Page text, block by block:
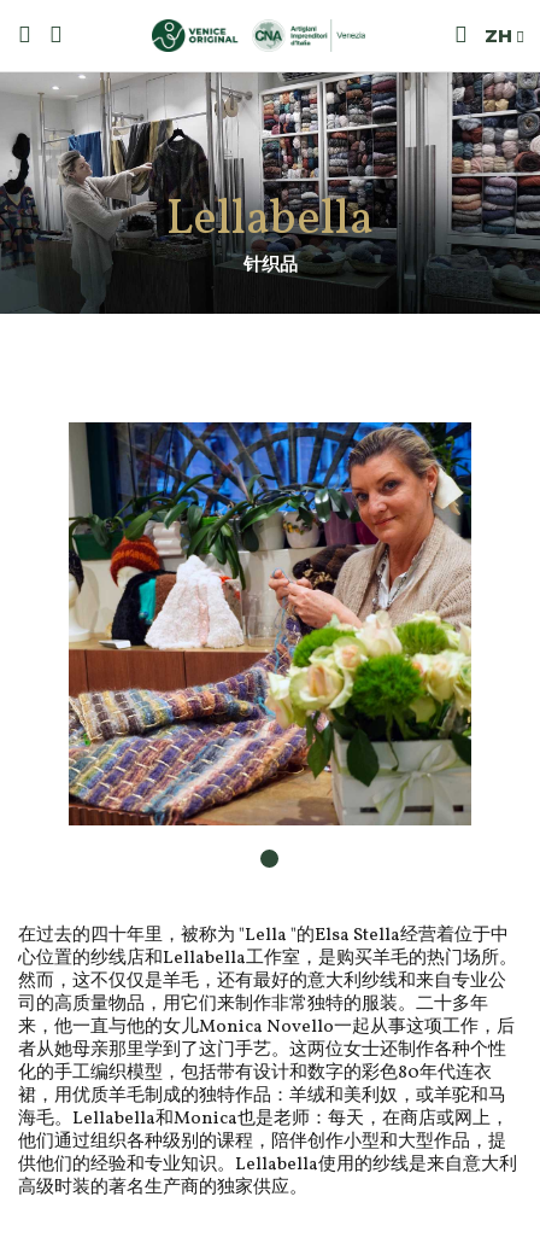
ZH
Lellabella
针织品
在过去的四十年里，被称为 "Lella "的Elsa Stella经营着位于中
心位置的纱线店和Lellabella工作室，是购买羊毛的热门场所。
然而，这不仅仅是羊毛，还有最好的意大利纱线和来自专业公
司的高质量物品，用它们来制作非常独特的服装。二十多年
来，他一直与他的女儿Monica Novello一起从事这项工作，后
者从她母亲那里学到了这门手艺。这两位女士还制作各种个性
化的手工编织模型，包括带有设计和数字的彩色80年代连衣
裙，用优质羊毛制成的独特作品：羊绒和美利奴，或羊驼和马
海毛。Lellabella和Monica也是老师：每天，在商店或网上，
他们通过组织各种级别的课程，陪伴创作小型和大型作品，提
供他们的经验和专业知识。Lellabella使用的纱线是来自意大利
高级时装的著名生产商的独家供应。